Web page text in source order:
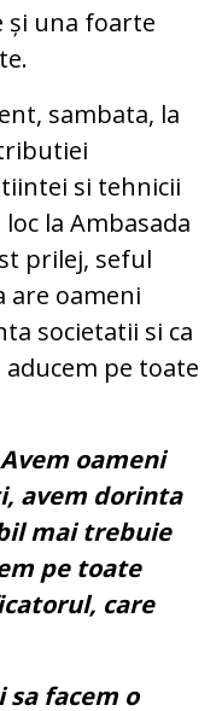
și una foarte
sambata, la
si tehnicii
la Ambasada
prilej, seful
are oameni
societatii si ca
pe toate
oameni
avem dorinta
mai trebuie
pe toate
care
sa facem o